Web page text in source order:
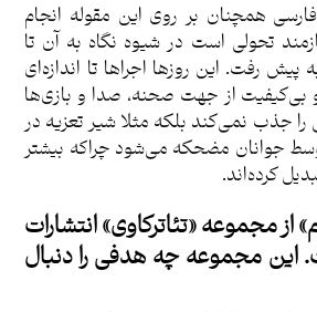
همچنان بر روی این مقوله انجام
تحولی است در شیوه نگاه به آن تا
رفت. این روزها اجراها تا اندازه‌ای
بی‌کیفیت از جهت صحنه، صدا و بازی‌ها
جذب نمی‌کند بلکه مثلا شیر تعزیه در
جوانان مضحکه می‌شود چراکه بیشتر
کرده‌اند.
از مجموعه «تئاترکاوی» انتشارات
این مجموعه چه هدفی را دنبال